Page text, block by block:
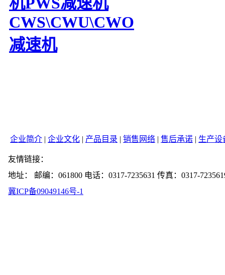
CWS\CWU\CWO
减速机
企业简介 | 企业文化 | 产品目录 | 销售网络 | 售后承诺 | 生产设
友情链接：
地址： 邮编：061800 电话：0317-7235631 传真：0317-
冀ICP备09049146号-1